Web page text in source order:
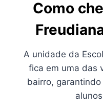
Como
A unidade da
fica em uma das
bairro,